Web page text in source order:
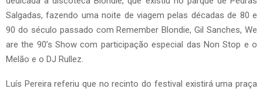
Salgadas, fazendo uma noite de viagem pelas décadas de 80 e
90 do século passado com Remember Blondie, Gil Sanches, We
are the 90’s Show com participação especial das Non Stop e o
Melão e o DJ Rullez.
Luís Pereira referiu que no recinto do festival existirá uma praça